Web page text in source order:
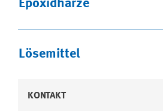
Epoxidharze
Lösemittel
KONTAKT